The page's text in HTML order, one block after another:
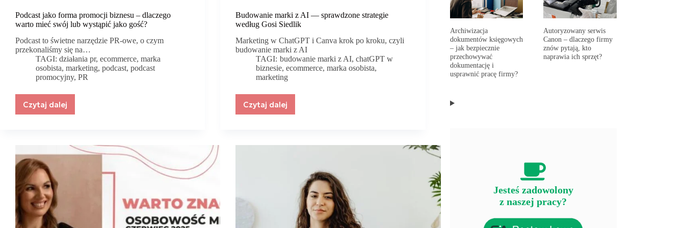
Podcast jako forma promocji biznesu – dlaczego
warto mieć swój lub wystąpić jako gość?
Podcast to świetne narzędzie PR-owe, o czym
przekonaliśmy się na…
TAGI: działania pr,ecommerce,marka
osobista, marketing, podcast, podcast
promocyjny, PR
Czytaj dalej
Podcast
biznesu
–
dlaczego
warto
mieć
swój
lub
wystąpić
jako
Budowanie marki z AI — sprawdzone strategie
według Gosi Siedlik
Marketing w ChatGPT i Canva krok po kroku, czyli
budowanie marki z AI
TAGI: budowanie marki z AI, chatGPT w
biznesie,ecommerce,marka osobista,
marketing
Czytaj dalej
Budowanie
—
Archiwizacja
dokumentów księgowych
– jak bezpiecznie
przechowywać
dokumentację i
usprawnić pracę firmy?
Autoryzowany serwis
Canon – dlaczego firmy
znów pytają, kto
naprawia ich sprzęt?
Jesteś zadowolony
z naszej pracy?